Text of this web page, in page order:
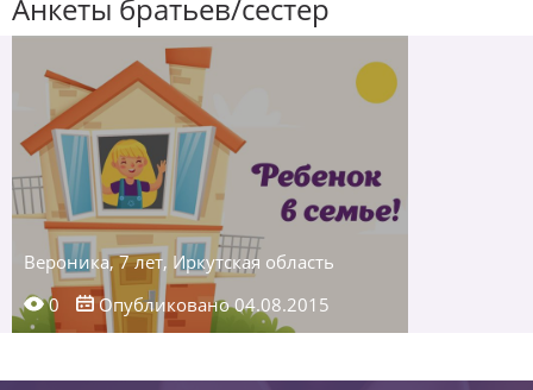
Анкеты братьев/сестер
Вероника, 7 лет, Иркутская область
0
Опубликовано 04.08.2015